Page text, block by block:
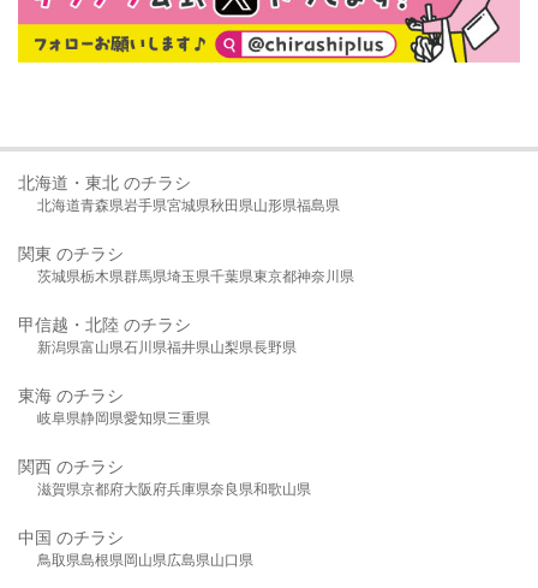
北海道・東北 のチラシ
北海道青森県岩手県宮城県秋田県山形県福島県
関東 のチラシ
茨城県栃木県群馬県埼玉県千葉県東京都神奈川県
甲信越・北陸 のチラシ
新潟県富山県石川県福井県山梨県長野県
東海 のチラシ
岐阜県静岡県愛知県三重県
関西 のチラシ
滋賀県京都府大阪府兵庫県奈良県和歌山県
中国 のチラシ
鳥取県島根県岡山県広島県山口県